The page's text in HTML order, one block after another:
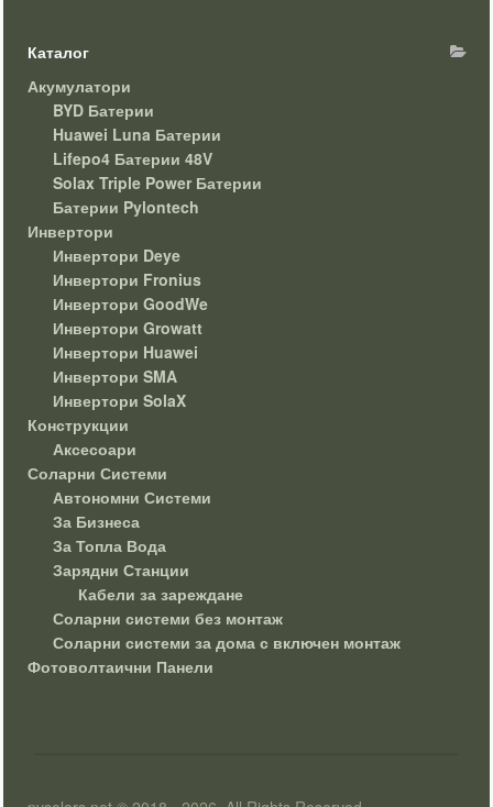
Каталог
Акумулатори
BYD Батерии
Huawei Luna Батерии
Lifepo4 Батерии 48V
Solax Triple Power Батерии
Батерии Pylontech
Инвертори
Инвертори Deye
Инвертори Fronius
Инвертори GoodWe
Инвертори Growatt
Инвертори Huawei
Инвертори SMA
Инвертори SolaX
Конструкции
Аксесоари
Соларни Системи
Автономни Системи
За Бизнеса
За Топла Вода
Зарядни Станции
Кабели за зареждане
Соларни системи без монтаж
Соларни системи за дома с включен монтаж
Фотоволтаични Панели